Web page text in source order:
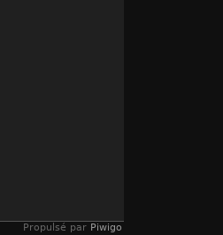
Propulsé par Piwigo